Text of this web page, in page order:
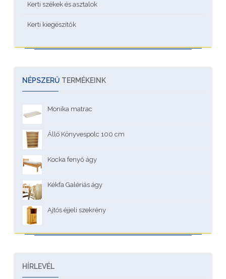
Kerti székek és asztalok
Kerti kiegészítők
NÉPSZERŰ TERMÉKEINK
Monika matrac
Álló Könyvespolc 100 cm
Kocka fenyő ágy
Kékfa Galériás ágy
Ajtós éjjeli szekrény
HÍRLEVÉL